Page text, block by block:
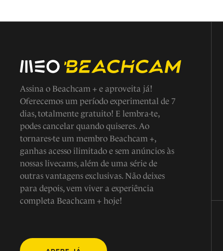
Assina o Beachcam + e aproveita já!
Oferecemos um período experimental de 7
dias, totalmente gratuito! E lembra-te,
podes cancelar quando quiseres. Ao
tornares-te um membro Beachcam +,
ganhas acesso ilimitado e sem anúncios às
nossas livecams, além de uma série de
outras vantagens exclusivas. Não deixes
para depois, vem viver a experiência
completa Beachcam + hoje!